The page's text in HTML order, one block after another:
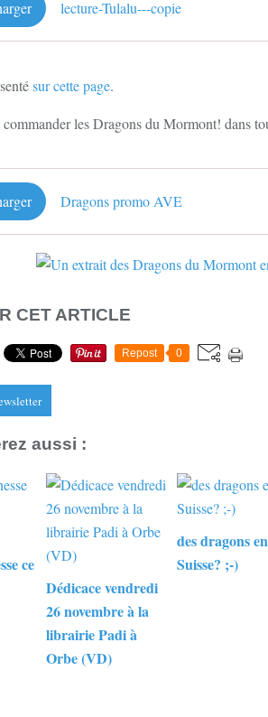
lecture-Tulalu---copie
sur cette page.
commander les Dragons du Mormont! dans
Dragons promo AVE
CET ARTICLE
Repost 0
aussi :
ce
Dédicace vendredi
26 novembre à la
librairie Padi à
Orbe (VD)
des dragons en
Suisse? ;-)